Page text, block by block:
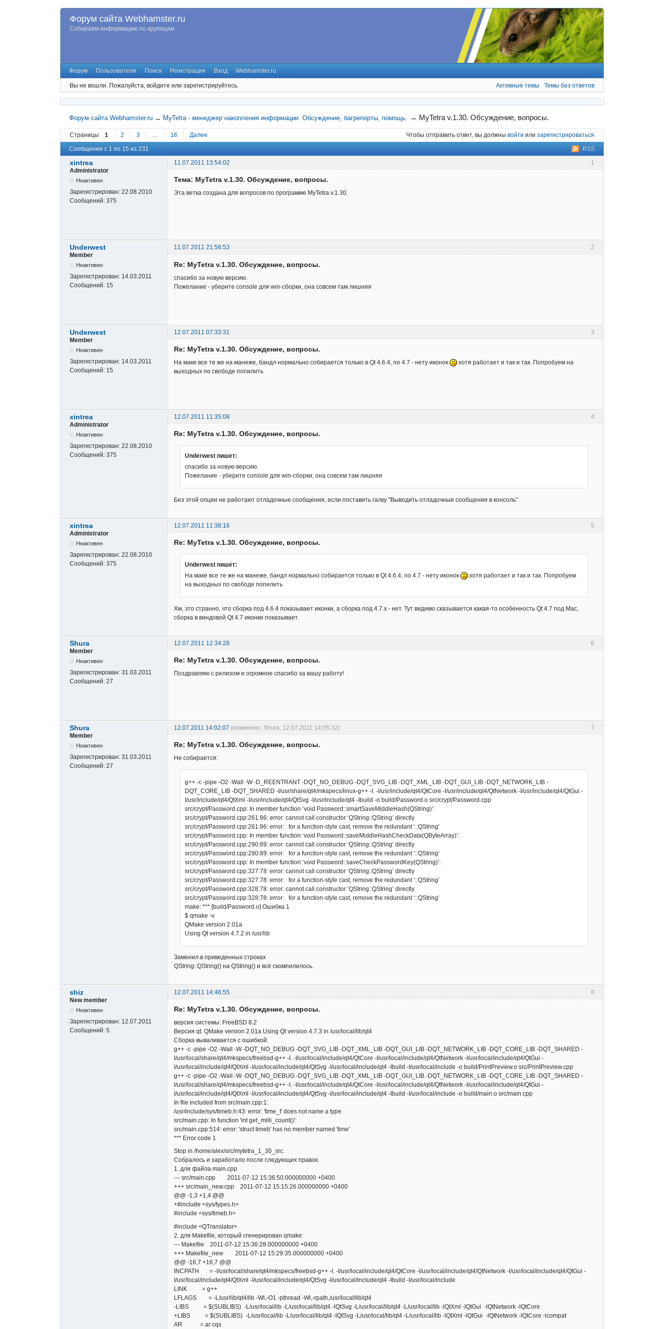
Форум сайта Webhamster.ru
Собираем информацию по крупицам
Форум Пользователи Поиск Регистрация Вход Webhamster.ru
Вы не вошли. Пожалуйста, войдите или зарегистрируйтесь. Активные темы Темы без ответов
Форум сайта Webhamster.ru → MyTetra - менеджер накопления информации. Обсуждение, багрепорты, помощь. → MyTetra v.1.30. Обсуждение, вопросы.
Страницы 1 2 3 … 16 Далее Чтобы отправить ответ, вы должны войти или зарегистрироваться
RSS
Сообщения с 1 по 15 из 231
1
xintrea
11.07.2011 13:54:02
Administrator
Неактивен
Зарегистрирован: 22.08.2010
Сообщений: 375
Тема: MyTetra v.1.30. Обсуждение, вопросы.
Эта ветка создана для вопросов по программе MyTetra v.1.30.
2
Underwest
11.07.2011 21:56:53
Member
Неактивен
Зарегистрирован: 14.03.2011
Сообщений: 15
Re: MyTetra v.1.30. Обсуждение, вопросы.
спасибо за новую версию.
Пожелание - уберите console для win-сборки, она совсем там лишняя
3
Underwest
12.07.2011 07:33:31
Member
Неактивен
Зарегистрирован: 14.03.2011
Сообщений: 15
Re: MyTetra v.1.30. Обсуждение, вопросы.
На маке все те же на манеже, бандл нормально собирается только в Qt 4.6.4, по 4.7 - нету иконок
хотя работает и так и так. Попробуем на
выходных по свободе попилить
4
xintrea
12.07.2011 11:35:08
Administrator
Неактивен
Зарегистрирован: 22.08.2010
Сообщений: 375
Re: MyTetra v.1.30. Обсуждение, вопросы.
Underwest пишет:
спасибо за новую версию.
Пожелание - уберите console для win-сборки, она совсем там лишняя
Без этой опции не работают отладочные сообщения, если поставить галку "Выводить отладочные сообщения в консоль".
5
xintrea
12.07.2011 11:38:16
Administrator
Неактивен
Зарегистрирован: 22.08.2010
Сообщений: 375
Re: MyTetra v.1.30. Обсуждение, вопросы.
Underwest пишет:
На маке все те же на манеже, бандл нормально собирается только в Qt 4.6.4, по 4.7 - нету иконок
хотя работает и так и так. Попробуем
на выходных по свободе попилить
Хм, это странно, что сборка под 4.6.4 показывает иконки, а сборка под 4.7.x - нет. Тут видимо сказывается какая-то особенность Qt 4.7 под Mac,
сборка в виндовой Qt 4.7 иконки показывает.
6
Shura
12.07.2011 12:34:28
Member
Неактивен
Зарегистрирован: 31.03.2011
Сообщений: 27
Re: MyTetra v.1.30. Обсуждение, вопросы.
Поздравляю с релизом и огромное спасибо за вашу работу!
7
Shura 12.07.2011 14:02:07 (изменено: Shura, 12.07.2011 14:05:32)
Member
Неактивен
Зарегистрирован: 31.03.2011
Сообщений: 27
Re: MyTetra v.1.30. Обсуждение, вопросы.
Не собирается:
g++ -c -pipe -O2 -Wall -W -D_REENTRANT -DQT_NO_DEBUG -DQT_SVG_LIB -DQT_XML_LIB -DQT_GUI_LIB -DQT_NETWORK_LIB -
DQT_CORE_LIB -DQT_SHARED -I/usr/share/qt4/mkspecs/linux-g++ -I. -I/usr/include/qt4/QtCore -I/usr/include/qt4/QtNetwork -I/usr/include/qt4/QtGui -
I/usr/include/qt4/QtXml -I/usr/include/qt4/QtSvg -I/usr/include/qt4 -Ibuild -o build/Password.o src/crypt/Password.cpp
src/crypt/Password.cpp: In member function ‘void Password::smartSaveMiddleHash(QString)’:
src/crypt/Password.cpp:261:86: error: cannot call constructor ‘QString::QString’ directly
src/crypt/Password.cpp:261:86: error: for a function-style cast, remove the redundant ‘::QString’
src/crypt/Password.cpp: In member function ‘void Password::saveMiddleHashCheckData(QByteArray)’:
src/crypt/Password.cpp:290:89: error: cannot call constructor ‘QString::QString’ directly
src/crypt/Password.cpp:290:89: error: for a function-style cast, remove the redundant ‘::QString’
src/crypt/Password.cpp: In member function ‘void Password::saveCheckPasswordKey(QString)’:
src/crypt/Password.cpp:327:78: error: cannot call constructor ‘QString::QString’ directly
src/crypt/Password.cpp:327:78: error: for a function-style cast, remove the redundant ‘::QString’
src/crypt/Password.cpp:328:78: error: cannot call constructor ‘QString::QString’ directly
src/crypt/Password.cpp:328:78: error: for a function-style cast, remove the redundant ‘::QString’
make: *** [build/Password.o] Ошибка 1
$ qmake -v
QMake version 2.01a
Using Qt version 4.7.2 in /usr/lib
Заменил в приведенных строках
QString::QString() на QString() и всё скомпилилось.
8
shiz
12.07.2011 14:46:55
New member
Неактивен
Зарегистрирован: 12.07.2011
Сообщений: 5
Re: MyTetra v.1.30. Обсуждение, вопросы.
версия системы: FreeBSD 8.2
Версия qt: QMake version 2.01a Using Qt version 4.7.3 in /usr/local/lib/qt4
Сборка вываливается с ошибкой:
g++ -c -pipe -O2 -Wall -W -DQT_NO_DEBUG -DQT_SVG_LIB -DQT_XML_LIB -DQT_GUI_LIB -DQT_NETWORK_LIB -DQT_CORE_LIB -DQT_SHARED -
I/usr/local/share/qt4/mkspecs/freebsd-g++ -I. -I/usr/local/include/qt4/QtCore -I/usr/local/include/qt4/QtNetwork -I/usr/local/include/qt4/QtGui -
I/usr/local/include/qt4/QtXml -I/usr/local/include/qt4/QtSvg -I/usr/local/include/qt4 -Ibuild -I/usr/local/include -o build/PrintPreview.o src/PrintPreview.cpp
g++ -c -pipe -O2 -Wall -W -DQT_NO_DEBUG -DQT_SVG_LIB -DQT_XML_LIB -DQT_GUI_LIB -DQT_NETWORK_LIB -DQT_CORE_LIB -DQT_SHARED -
I/usr/local/share/qt4/mkspecs/freebsd-g++ -I. -I/usr/local/include/qt4/QtCore -I/usr/local/include/qt4/QtNetwork -I/usr/local/include/qt4/QtGui -
I/usr/local/include/qt4/QtXml -I/usr/local/include/qt4/QtSvg -I/usr/local/include/qt4 -Ibuild -I/usr/local/include -o build/main.o src/main.cpp
In file included from src/main.cpp:1:
/usr/include/sys/timeb.h:43: error: 'time_t' does not name a type
src/main.cpp: In function 'int get_milli_count()':
src/main.cpp:514: error: 'struct timeb' has no member named 'time'
*** Error code 1
Stop in /home/alex/src/mytetra_1_30_src.
Собралось и заработало после следующих правок:
1. для файла main.cpp
--- src/main.cpp 2011-07-12 15:36:50.000000000 +0400
+++ src/main_new.cpp 2011-07-12 15:15:26.000000000 +0400
@@ -1,3 +1,4 @@
+#include <sys/types.h>
#include <sys/timeb.h>
#include <QTranslator>
2. для Makefile, который сгенерирован qmake:
--- Makefile 2011-07-12 15:36:28.000000000 +0400
+++ Makefile_new 2011-07-12 15:29:35.000000000 +0400
@@ -16,7 +16,7 @@
INCPATH = -I/usr/local/share/qt4/mkspecs/freebsd-g++ -I. -I/usr/local/include/qt4/QtCore -I/usr/local/include/qt4/QtNetwork -I/usr/local/include/qt4/QtGui -
I/usr/local/include/qt4/QtXml -I/usr/local/include/qt4/QtSvg -I/usr/local/include/qt4 -Ibuild -I/usr/local/include
LINK = g++
LFLAGS = -L/usr/lib/qt4/lib -Wl,-O1 -pthread -Wl,-rpath,/usr/local/lib/qt4
-LIBS = $(SUBLIBS) -L/usr/local/lib -L/usr/local/lib/qt4 -lQtSvg -L/usr/local/lib/qt4 -L/usr/local/lib -lQtXml -lQtGui -lQtNetwork -lQtCore
+LIBS = $(SUBLIBS) -L/usr/local/lib -L/usr/local/lib/qt4 -lQtSvg -L/usr/local/lib/qt4 -L/usr/local/lib -lQtXml -lQtGui -lQtNetwork -lQtCore -lcompat
AR = ar cqs